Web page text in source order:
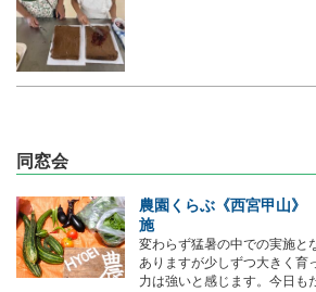
同窓会
農園くらぶ《西宮甲
施
変わらず猛暑の中での実施と
ありますが少しずつ大きく育
力は強いと感じます。今日も